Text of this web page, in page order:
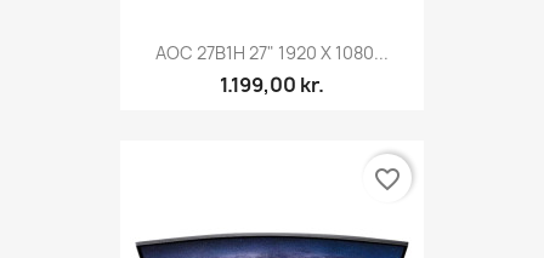
AOC 27B1H 27" 1920 X 1080...
1.199,00 kr.
favorite_border